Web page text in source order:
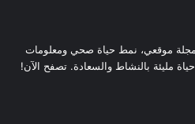
موقعي، نمط حياة صحي ومعلومات
مليئة بالنشاط والسعادة. تصفح الآن!